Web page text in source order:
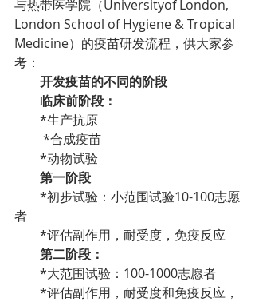
与热带医学院（Universityof London,
London School of Hygiene & Tropical
Medicine）的疫苗研发流程，供大家参
考：
开发疫苗的不同的阶段
临床前阶段：
*生产抗原
*合成疫苗
*动物试验
第一阶段
*初步试验：小范围试验10-100志愿
者
*评估副作用，耐受度，免疫反应
第二阶段：
*大范围试验：100-1000志愿者
*评估副作用，耐受度和免疫反应，